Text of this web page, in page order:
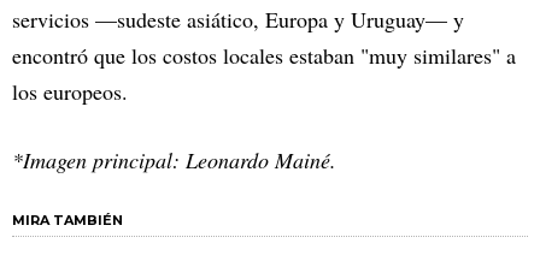
servicios —sudeste asiático, Europa y Uruguay— y
encontró que los costos locales estaban "muy similares" a
los europeos.
*Imagen principal: Leonardo Mainé.
MIRA TAMBIÉN